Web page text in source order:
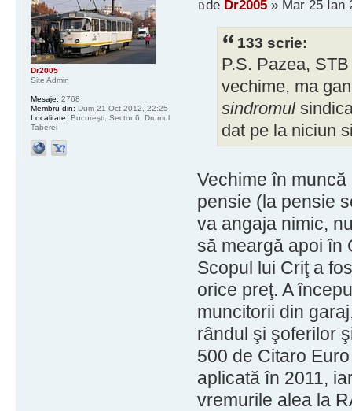
de Dr2005» Mar 25 Ian
133 scrie:
P.S. Pazea,
vechime, ma
sindromul
dat pe la niciun
Vechime în
pensie (la pensie
va angaja nimic,
să meargă apoi în
Scopul lui Criţ a
orice preţ. A
muncitorii din
rândul şi şoferilor
500 de Citaro
aplicată în 2011,
vremurile alea la
Dr2005
Site Admin
Mesaje: 2768
Membru din: Dum 21 Oct 2012, 22:25
Localitate: Bucureşti, Sector 6, Drumul
Taberei